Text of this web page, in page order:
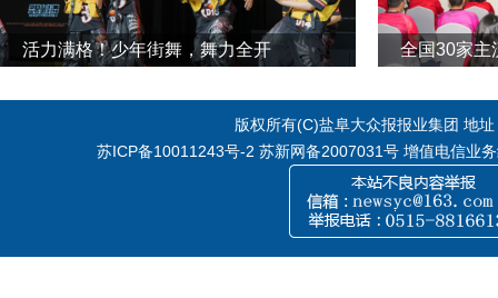
活力满格！少年街舞，舞力全开 全国30家主
版权所有(C)盐阜大众报报业集团 地
苏ICP备10011243号-2 苏新网备2007031号 增值电信业